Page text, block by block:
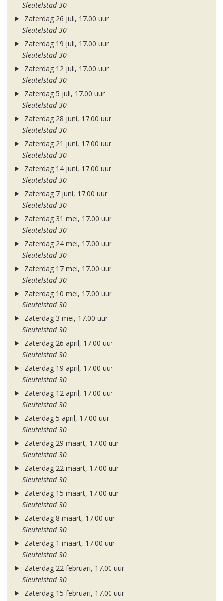
Sleutelstad 30
Zaterdag 26 juli, 17.00 uur
Sleutelstad 30
Zaterdag 19 juli, 17.00 uur
Sleutelstad 30
Zaterdag 12 juli, 17.00 uur
Sleutelstad 30
Zaterdag 5 juli, 17.00 uur
Sleutelstad 30
Zaterdag 28 juni, 17.00 uur
Sleutelstad 30
Zaterdag 21 juni, 17.00 uur
Sleutelstad 30
Zaterdag 14 juni, 17.00 uur
Sleutelstad 30
Zaterdag 7 juni, 17.00 uur
Sleutelstad 30
Zaterdag 31 mei, 17.00 uur
Sleutelstad 30
Zaterdag 24 mei, 17.00 uur
Sleutelstad 30
Zaterdag 17 mei, 17.00 uur
Sleutelstad 30
Zaterdag 10 mei, 17.00 uur
Sleutelstad 30
Zaterdag 3 mei, 17.00 uur
Sleutelstad 30
Zaterdag 26 april, 17.00 uur
Sleutelstad 30
Zaterdag 19 april, 17.00 uur
Sleutelstad 30
Zaterdag 12 april, 17.00 uur
Sleutelstad 30
Zaterdag 5 april, 17.00 uur
Sleutelstad 30
Zaterdag 29 maart, 17.00 uur
Sleutelstad 30
Zaterdag 22 maart, 17.00 uur
Sleutelstad 30
Zaterdag 15 maart, 17.00 uur
Sleutelstad 30
Zaterdag 8 maart, 17.00 uur
Sleutelstad 30
Zaterdag 1 maart, 17.00 uur
Sleutelstad 30
Zaterdag 22 februari, 17.00 uur
Sleutelstad 30
Zaterdag 15 februari, 17.00 uur